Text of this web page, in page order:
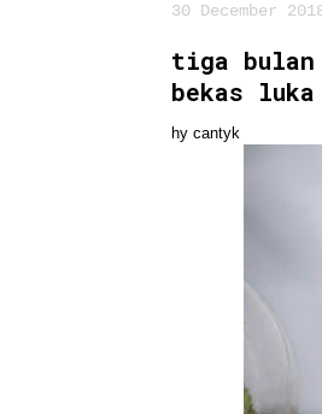
30 December
tiga bulan
bekas
hy cantyk